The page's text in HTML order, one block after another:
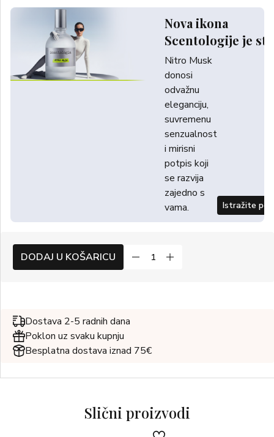
Nova ikona
Scentologije je
Nitro Musk
donosi
odvažnu
eleganciju,
suvremenu
senzualnost
i mirisni
potpis koji
se razvija
zajedno s
vama.
Istražite
DODAJ U KOŠARICU
Dostava 2-5 radnih dana
Poklon uz svaku kupnju
Besplatna dostava iznad 75€
Slični proizvodi